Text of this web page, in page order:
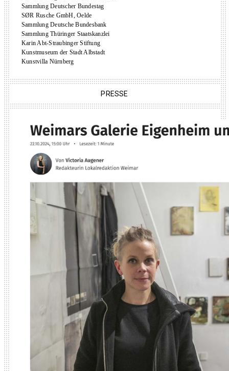
Sammlung Deutscher Bundestag
SØR Rusche GmbH, Oelde
Sammlung Deutsche Bundesbank
Sammlung Thüringer Staatskanzlei
Karin Abt-Straubinger Stiftung
Kunstmuseum der Stadt Albstadt
Kunstvilla Nürnberg
PRESSE